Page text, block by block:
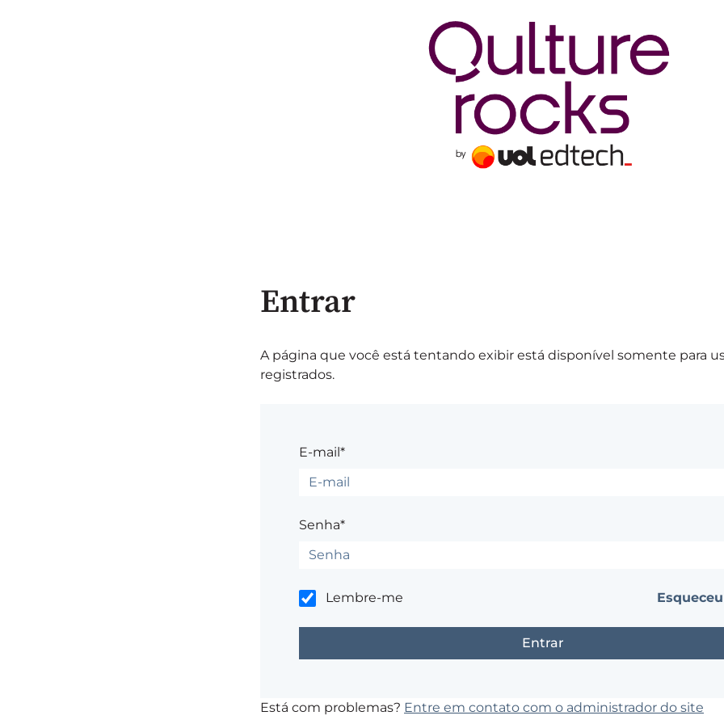
Entrar
A página que você está tentando exibir está disponível somente para
registrados.
E-mail*
Senha*
Lembre-me
Está com problemas? Entre em contato com o administrador do site